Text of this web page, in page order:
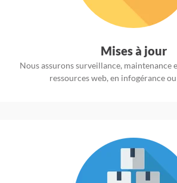
Mises à jour
Nous assurons surveillance, maintenance
ressources web, en infogérance